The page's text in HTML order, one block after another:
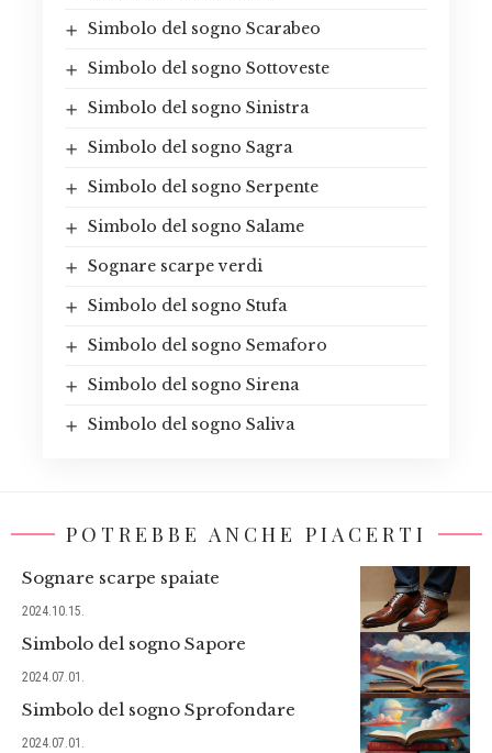
Simbolo del sogno Scarabeo
Simbolo del sogno Sottoveste
Simbolo del sogno Sinistra
Simbolo del sogno Sagra
Simbolo del sogno Serpente
Simbolo del sogno Salame
Sognare scarpe verdi
Simbolo del sogno Stufa
Simbolo del sogno Semaforo
Simbolo del sogno Sirena
Simbolo del sogno Saliva
POTREBBE ANCHE PIACERTI
Sognare scarpe spaiate
2024.10.15.
Simbolo del sogno Sapore
2024.07.01.
Simbolo del sogno Sprofondare
2024.07.01.